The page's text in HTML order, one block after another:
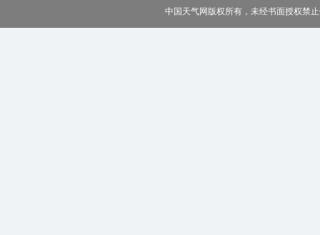
中国天气网版权所有，未经书面授权